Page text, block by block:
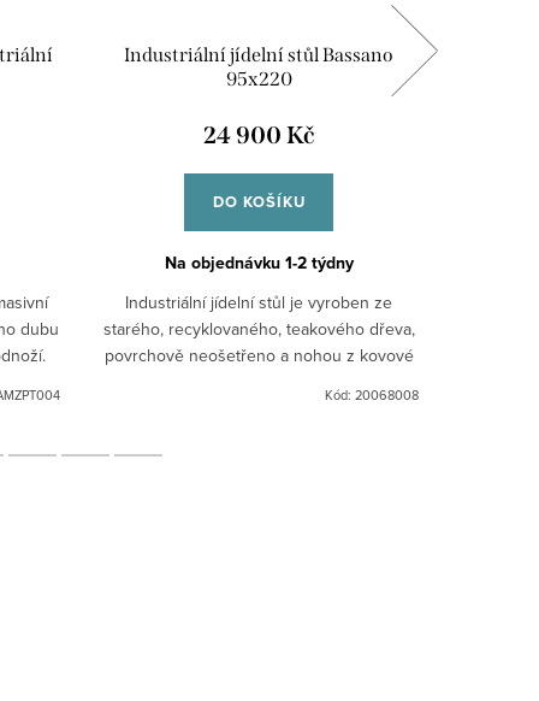
dubu
Industriální jídelní stůl Bassano
95x220
24 900 Kč
DO KOŠÍKU
Na objednávku 1-2 týdny
Industriální jídelní stůl je vyroben ze
starého, recyklovaného, teakového dřeva,
povrchově neošetřeno a nohou z kovové
zpracování a vady dřeva jako...
Kód: 20068008